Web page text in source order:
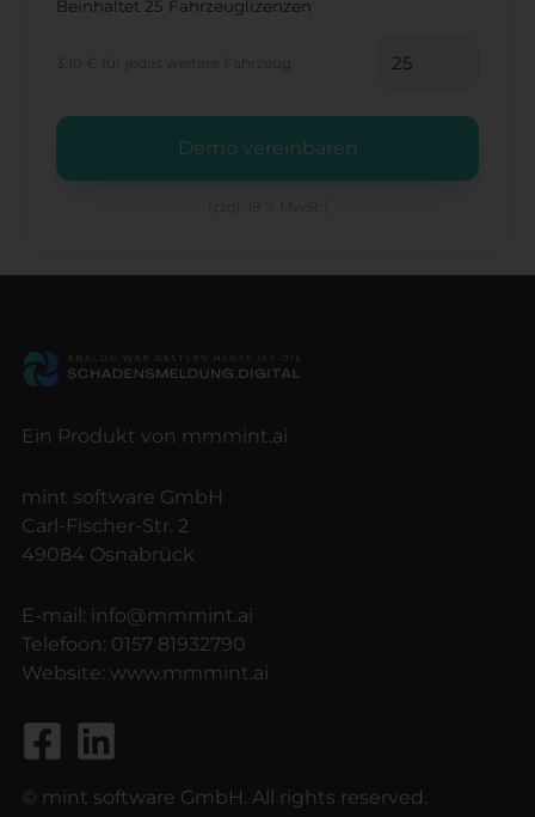
Beinhaltet 25 Fahrzeuglizenzen
3,10 € für jedes weitere Fahrzeug
Demo vereinbaren
Ein Produkt von mmmint.ai
mint software GmbH
Carl-Fischer-Str. 2
49084 Osnabrück
E-mail: info@mmmint.ai
Telefoon: 0157 81932790
Website: www.mmmint.ai
© mint software GmbH. All rights reserved.